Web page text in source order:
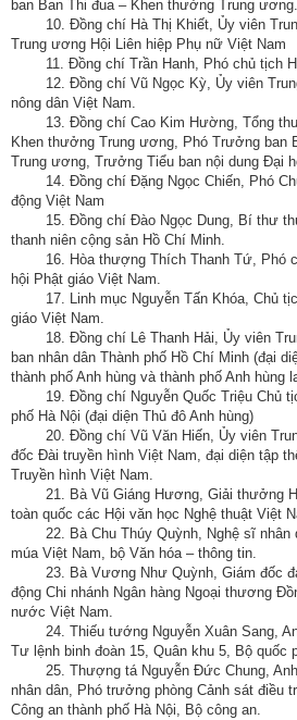
ban Ban Thi đua – Khen thưởng Trung ương.
10. Đồng chí Hà Thị Khiết, Ủy viên
Trung ương Hội Liên hiệp Phụ nữ Việt Nam
11. Đồng chí Trần Hanh, Phó chủ tịch
12. Đồng chí Vũ Ngọc Kỳ, Ủy viên
nông dân Việt Nam.
13. Đồng chí Cao Kim Hường, Tổng
Khen thưởng Trung ương, Phó Trưởng ban
Trung ương, Trưởng Tiểu ban nội dung Đại
14. Đồng chí Đặng Ngọc Chiến, Phó
động Việt Nam
15. Đồng chí Đào Ngọc Dung, Bí thư
thanh niên cộng sản Hồ Chí Minh.
16. Hòa thượng Thích Thanh Tứ, Phó
hội Phật giáo Việt Nam.
17. Linh mục Nguyễn Tấn Khóa, Chủ
giáo Việt Nam.
18. Đồng chí Lê Thanh Hải, Ủy viên
ban nhân dân Thành phố Hồ Chí Minh (đại
thành phố Anh hùng và thành phố Anh hùng
19. Đồng chí Nguyễn Quốc Triệu Chủ
phố Hà Nội (đại diện Thủ đô Anh hùng)
20. Đồng chí Vũ Văn Hiến, Ủy viên
đốc Đài truyền hình Việt Nam, đại diện tập
Truyền hình Việt Nam.
21. Bà Vũ Giáng Hương, Giải thưởng
toàn quốc các Hội văn học Nghệ thuật Việt
22. Bà Chu Thúy Quỳnh, Nghệ sĩ
múa Việt Nam, bộ Văn hóa – thông tin.
23. Bà Vương Như Quỳnh, Giám đốc
động Chi nhánh Ngân hàng Ngoại thương
nước Việt Nam.
24. Thiếu tướng Nguyễn Xuân Sang,
Tư lệnh binh đoàn 15, Quân khu 5, Bộ quốc
25. Thượng tá Nguyễn Đức Chung,
nhân dân, Phó trưởng phòng Cảnh sát điều
Công an thành phố Hà Nội, Bộ công an.